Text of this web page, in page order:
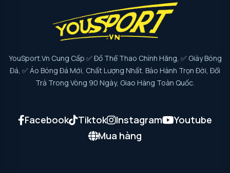
YouSport.vn Cung Cấp ✅ Đồ Thể Thao Chính Hãng, ✅ Giày Bóng
Đá, ✅ Áo Bóng Đá Mới, Chất Lượng Nhất. Bảo Hành Trọn Đời, Đổi
Trả Trong Vòng 90 Ngày, Giao Hàng Toàn Quốc.
Facebook Tiktok Instagram
Youtube
Mua hàng